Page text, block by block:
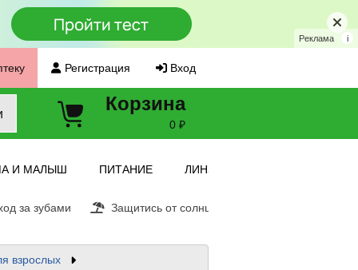
Реклама i
Регистрация Вход
Корзина
0 ₽
И МАЛЫШ ПИТАНИЕ ЛИНЗЫ
за зубами Защитись от солнца
взрослых